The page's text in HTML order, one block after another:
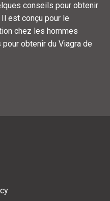
conseils pour obtenir
est conçu pour le
chez les hommes
obtenir du Viagra de